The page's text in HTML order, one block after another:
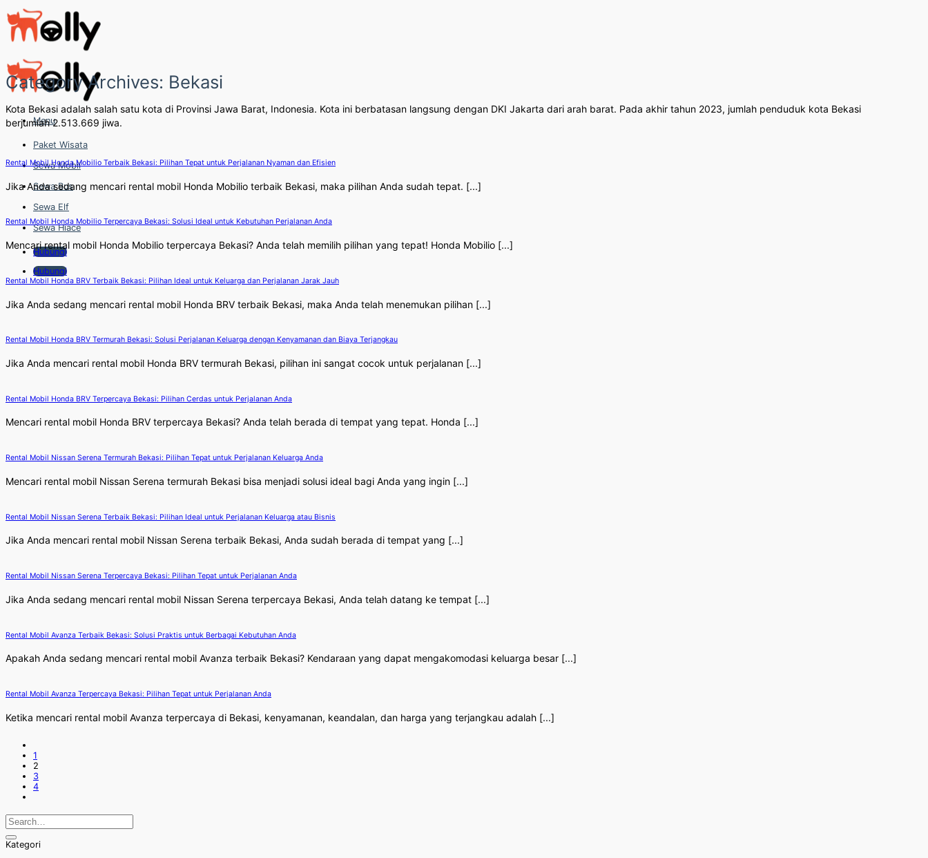
Skip
to
content
Menu
Paket Wisata
Sewa Mobil
Sewa Bus
Sewa Elf
Sewa Hiace
Hubungi
Hubungi
Category Archives: Bekasi
Kota Bekasi adalah salah satu kota di Provinsi Jawa Barat, Indonesia. Kota ini berbatasan langsung dengan DKI Jakarta dari arah barat. Pada akhir tahun 2023, jumlah penduduk kota Bekasi
berjumlah 2.513.669 jiwa.
Rental Mobil Honda Mobilio Terbaik Bekasi: Pilihan Tepat untuk Perjalanan Nyaman dan Efisien
Jika Anda sedang mencari rental mobil Honda Mobilio terbaik Bekasi, maka pilihan Anda sudah tepat. [...]
Rental Mobil Honda Mobilio Terpercaya Bekasi: Solusi Ideal untuk Kebutuhan Perjalanan Anda
Mencari rental mobil Honda Mobilio terpercaya Bekasi? Anda telah memilih pilihan yang tepat! Honda Mobilio [...]
Rental Mobil Honda BRV Terbaik Bekasi: Pilihan Ideal untuk Keluarga dan Perjalanan Jarak Jauh
Jika Anda sedang mencari rental mobil Honda BRV terbaik Bekasi, maka Anda telah menemukan pilihan [...]
Rental Mobil Honda BRV Termurah Bekasi: Solusi Perjalanan Keluarga dengan Kenyamanan dan Biaya Terjangkau
Jika Anda mencari rental mobil Honda BRV termurah Bekasi, pilihan ini sangat cocok untuk perjalanan [...]
Rental Mobil Honda BRV Terpercaya Bekasi: Pilihan Cerdas untuk Perjalanan Anda
Mencari rental mobil Honda BRV terpercaya Bekasi? Anda telah berada di tempat yang tepat. Honda [...]
Rental Mobil Nissan Serena Termurah Bekasi: Pilihan Tepat untuk Perjalanan Keluarga Anda
Mencari rental mobil Nissan Serena termurah Bekasi bisa menjadi solusi ideal bagi Anda yang ingin [...]
Rental Mobil Nissan Serena Terbaik Bekasi: Pilihan Ideal untuk Perjalanan Keluarga atau Bisnis
Jika Anda mencari rental mobil Nissan Serena terbaik Bekasi, Anda sudah berada di tempat yang [...]
Rental Mobil Nissan Serena Terpercaya Bekasi: Pilihan Tepat untuk Perjalanan Anda
Jika Anda sedang mencari rental mobil Nissan Serena terpercaya Bekasi, Anda telah datang ke tempat [...]
Rental Mobil Avanza Terbaik Bekasi: Solusi Praktis untuk Berbagai Kebutuhan Anda
Apakah Anda sedang mencari rental mobil Avanza terbaik Bekasi? Kendaraan yang dapat mengakomodasi keluarga besar [...]
Rental Mobil Avanza Terpercaya Bekasi: Pilihan Tepat untuk Perjalanan Anda
Ketika mencari rental mobil Avanza terpercaya di Bekasi, kenyamanan, keandalan, dan harga yang terjangkau adalah [...]
1
2
3
4
Kategori